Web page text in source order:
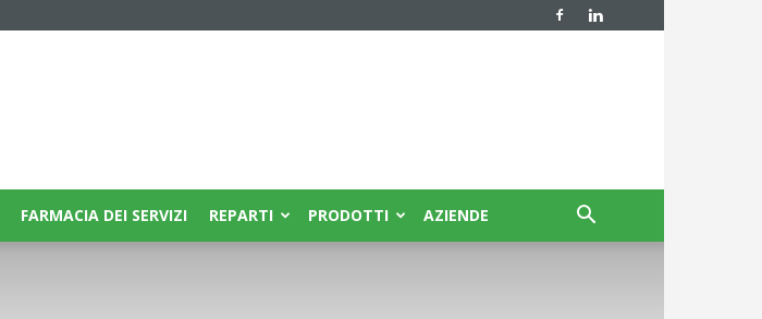
FARMACIA DEI SERVIZI REPARTI PRODOTTI AZIENDE